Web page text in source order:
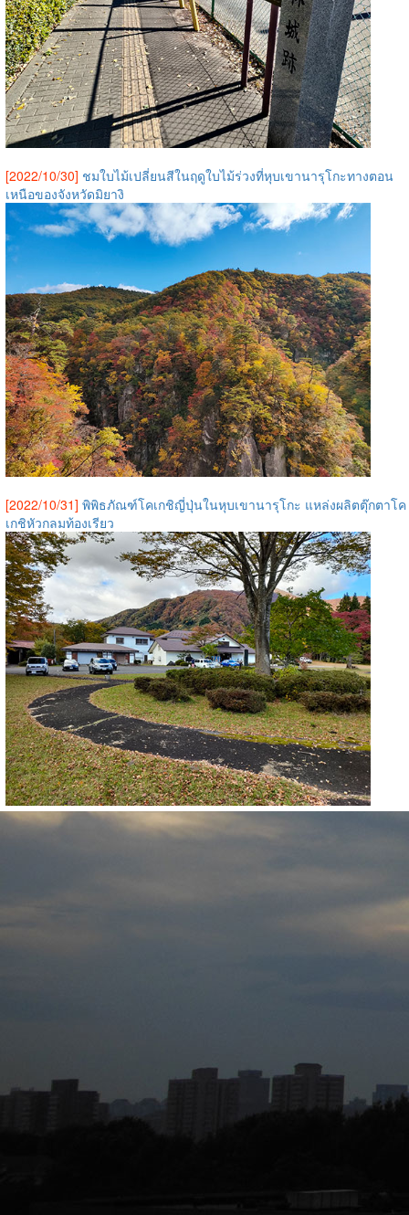
[2022/10/30] ชมใบไม้เปลี่ยนสีในฤดูใบไม้ร่วงที่หุบเขานารุโกะทางตอน
เหนือของจังหวัดมิยางิ
[2022/10/31] พิพิธภัณฑ์โคเกชิญี่ปุ่นในหุบเขานารุโกะ แหล่งผลิตตุ๊กตาโค
เกชิหัวกลมท้องเรียว